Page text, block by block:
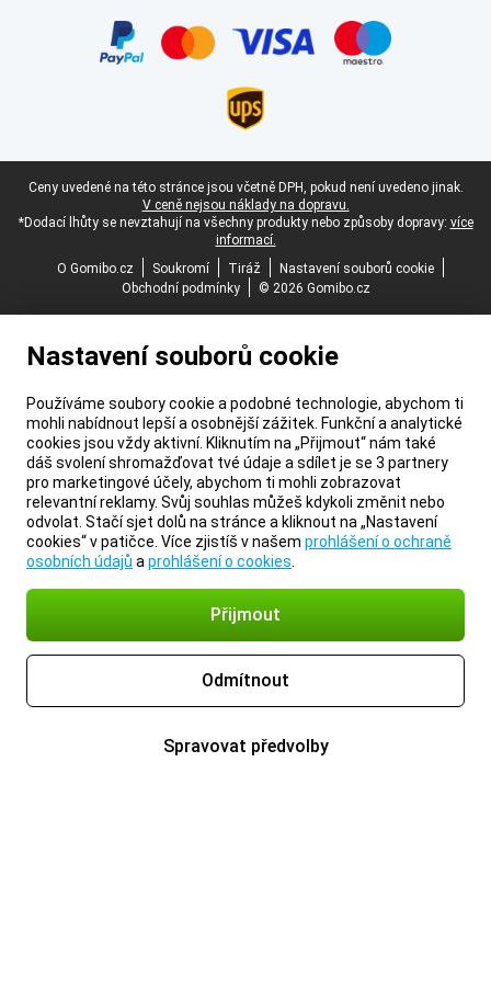
Právní zápatí
Ceny uvedené na této stránce jsou včetně DPH, pokud není uvedeno jinak.
V ceně nejsou náklady na dopravu.
*Dodací lhůty se nevztahují na všechny produkty nebo způsoby dopravy: více
informací.
O Gomibo.cz
Soukromí Tiráž
Nastavení souborů cookie
Obchodní podmínky
© 2026 Gomibo.cz
Nastavení souborů cookie
Používáme soubory cookie a podobné technologie, abychom ti
mohli nabídnout lepší a osobnější zážitek. Funkční a analytické
cookies jsou vždy aktivní. Kliknutím na „Přijmout“ nám také
dáš svolení shromažďovat tvé údaje a sdílet je se 3 partnery
pro marketingové účely, abychom ti mohli zobrazovat
relevantní reklamy. Svůj souhlas můžeš kdykoli změnit nebo
odvolat. Stačí sjet dolů na stránce a kliknout na „Nastavení
cookies“ v patičce. Více zjistíš v našem prohlášení o ochraně
osobních údajů a prohlášení o cookies
Přijmout
Odmítnout
Spravovat předvolby